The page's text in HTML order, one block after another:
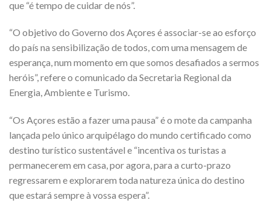
que “é tempo de cuidar de nós”.
“O objetivo do Governo dos Açores é associar-se ao esforço
do país na sensibilização de todos, com uma mensagem de
esperança, num momento em que somos desafiados a sermos
heróis”, refere o comunicado da Secretaria Regional da
Energia, Ambiente e Turismo.
“Os Açores estão a fazer uma pausa” é o mote da campanha
lançada pelo único arquipélago do mundo certificado como
destino turístico sustentável e “incentiva os turistas a
permanecerem em casa, por agora, para a curto-prazo
regressarem e explorarem toda natureza única do destino
que estará sempre à vossa espera”.